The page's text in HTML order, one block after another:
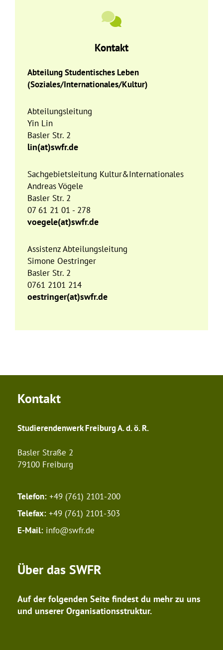
Kontakt
Abteilung Studentisches Leben
(Soziales/Internationales/Kultur)
Abteilungsleitung
Yin Lin
Basler Str. 2
lin(at)swfr.de
Sachgebietsleitung Kultur&Internationales
Andreas Vögele
Basler Str. 2
07 61 21 01 - 278
voegele(at)swfr.de
Assistenz Abteilungsleitung
Simone Oestringer
Basler Str. 2
0761 2101 214
oestringer(at)swfr.de
Kontakt
Studierendenwerk Freiburg A. d. ö. R.
Basler Straße 2
79100 Freiburg
Telefon: +49 (761) 2101-200
Telefax: +49 (761) 2101-303
E-Mail: info@swfr.de
Über das SWFR
Auf der folgenden Seite findest du mehr zu uns
und unserer Organisationsstruktur.